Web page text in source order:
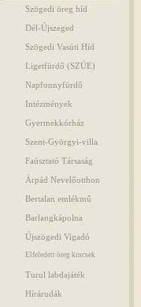
Szögedi öreg híd
Dél-Újszeged
Szögedi Vasúti Híd
Ligetfürdő (SZÚE)
Napfonnyfürdő
Intézmények
Gyermekkórház
Szent-Györgyi-villa
Faúsztató Társaság
Árpád Nevelőotthon
Bertalan emlékmű
Barlangkápolna
Újszögedi Vigadó
Elfeledett öreg kincsek
Turul labdajáték
Hírárudák